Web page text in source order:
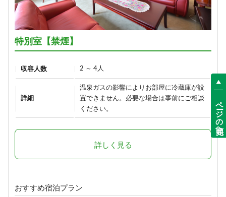
1泊2食付き
17,900円/人/泊 ～
詳細
【早割30】30日前の予約で、通常
価格より500円OFF♪＜お日にち限
定＞
お試しプラン～萌葱moegi～／
1泊2食付き
15,700円/人/泊 ～
「りんごで育った信州牛」だけを
使った≪1泊2食最高級肉肉プラン
1泊2食付き
24,290円/人/泊 ～
特別室【禁煙】
収容人数 2 ～ 4人
詳細
温泉ガスの影響によりお部屋に冷蔵庫が設
置できません。必要な場合は事前にご相談
ください。
詳しく見る
おすすめ宿泊プラン
ページの先頭へ